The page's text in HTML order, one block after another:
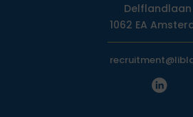
Delflandlaan
1062 EA